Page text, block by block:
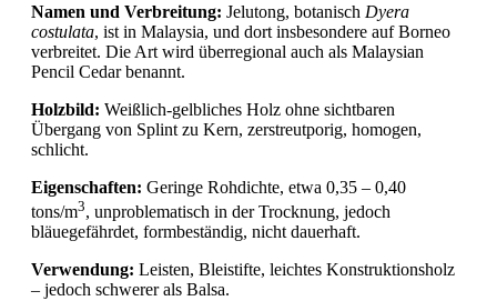
Namen und Verbreitung: Jelutong, botanisch Dyera
costulata, ist in Malaysia, und dort insbesondere auf Borneo
verbreitet. Die Art wird überregional auch als Malaysian
Pencil Cedar benannt.
Holzbild: Weißlich-gelbliches Holz ohne sichtbaren
Übergang von Splint zu Kern, zerstreutporig, homogen,
schlicht.
Eigenschaften: Geringe Rohdichte, etwa 0,35 – 0,40
tons/m3, unproblematisch in der Trocknung, jedoch
bläuegefährdet, formbeständig, nicht dauerhaft.
Verwendung: Leisten, Bleistifte, leichtes Konstruktionsholz
– jedoch schwerer als Balsa.